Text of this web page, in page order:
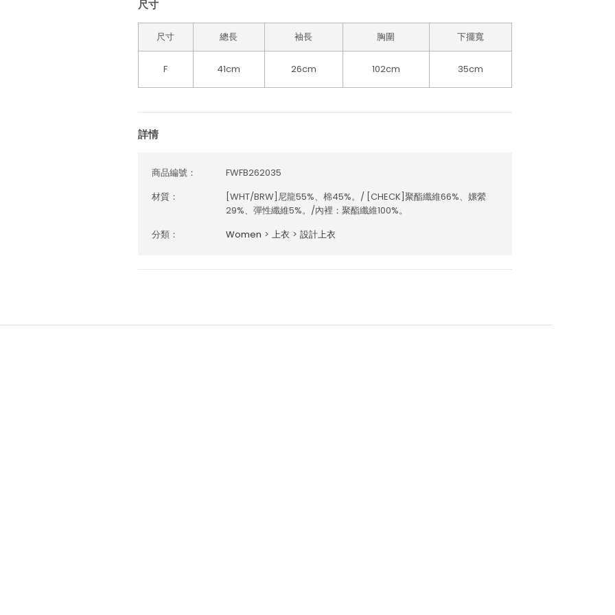
尺寸
尺寸 總長 袖長 胸圍 下擺寬
F 41cm 26cm 102cm 35cm
詳情
商品編號：
FWFB262035
材質：
[WHT/BRW]尼龍55%、棉45%。/ [CHECK]聚酯纖維66%、嫘縈
29%、彈性纖維5%。/內裡：聚酯纖維100%。
分類：
Women > 上衣 > 設計上衣